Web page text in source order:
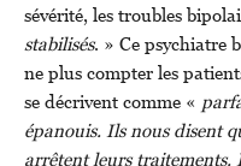
sévérité, les troubles
stabilisés. » Ce psychiatre
ne plus compter les
se décrivent comme «
épanouis. Ils nous disent
arrêtent leurs traitements.